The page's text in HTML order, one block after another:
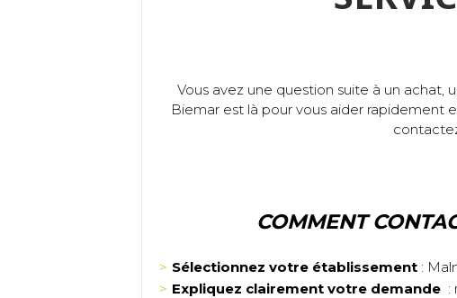
Vous avez une question suite à un achat,
Biemar est là pour vous aider
COMMENT
Sélectionnez votre établissement :
Expliquez clairement votre demande :